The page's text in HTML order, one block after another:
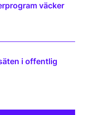
väcker
i offentlig